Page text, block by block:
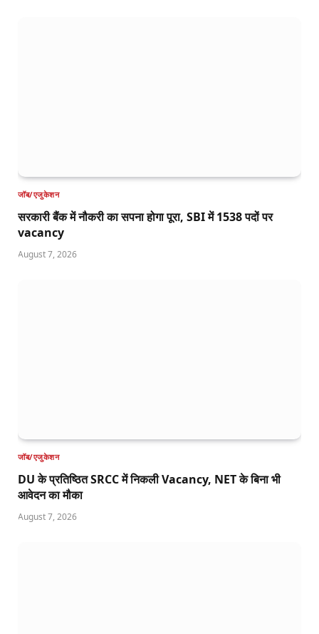
जॉब/एजुकेशन
सरकारी बैंक में नौकरी का सपना होगा पूरा, SBI में 1538 पदों पर
vacancy
August 7, 2026
जॉब/एजुकेशन
DU के प्रतिष्ठित SRCC में निकली Vacancy, NET के बिना भी
आवेदन का मौका
August 7, 2026